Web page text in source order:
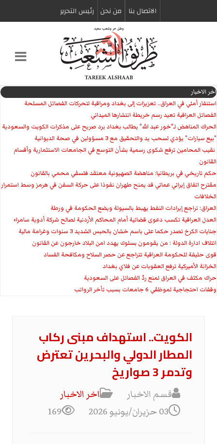
الاتصال بنا من نحن رئیس التحریر
اخر الاخبار
استنفار أمني في العراق.. تعزيزات إلى بغداد ومراقبة لتحركات الفصائل المسلحة
الفصائل العراقية تعيد رسم خريطة انتشارها الميداني
الحراك المناهض لـ"خور عبد الله" يطالب بغداد برد صريح على مذكرات الكويت والسعودية
"بيع سيارات" يؤدي لسحب يد والتحقيق مع 3 مسؤولين في صحة الديوانية
‏ نقيب المحامين ترفع شكوى رسمية بشأن التوسع في الجامعات الاستثمارية وأقسام
القانون
حكم تاريخي في بريطانيا: مناهضة الصهيونية معتقد فلسفي محمي بالقانون
مقترح اتفاق إيراني عماني قد يمنح طهران نفوذا على حركة السفن في هرمز وسط استمرار
الخلافات
العراق: تراجع إيرادات النفط يهبط بالسيولة ويضع الحكومة في ورطة
العدل العراقية تكسب دعوى قضائية أمام المحاكم الأردنية لصالح شركة أدوية سامراء
جنايات الكرخ تصدر حكما على باسم خشان بالحبس الشديد 3 سنوات وغرامة مالية
ائتلاف ادارة الدولة : من يقومون بسلوك يهدد امن البلاد خارجون عن القانون
قوى حليفة للحكومة العراقية تتراجع عن حصر السلاح ومكافحة الفساد
الخزانة الأميركية ترفع العقوبات عن فلاي بغداد
حراك مكثف في العراق لمنع ردّ الفصائل على السعودية
وقفات احتجاجية لموظفي 6 جامعات بسبب تأخر الرواتب
الكويت.. استهداف مبنى ركاب
المطار الدولي والبحرين تعترض
وتدمر 3 صواريخ
قسم الاخبار
اخر الاخبار
03 حزيران/يونيو 2026
169